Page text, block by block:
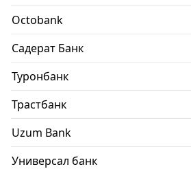
Octobank
Садерат Банк
Туронбанк
Трастбанк
Uzum Bank
Универсал банк